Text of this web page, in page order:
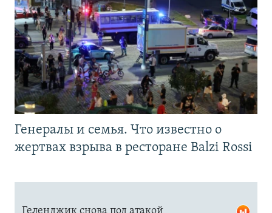
Генералы и семья. Что известно о
жертвах взрыва в ресторане Balzi Rossi